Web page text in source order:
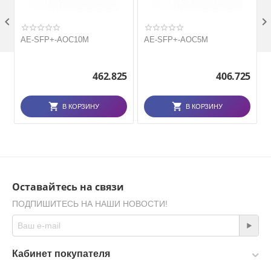
AE-SFP+-AOC10M
462.825
В КОРЗИНУ
AE-SFP+-AOC5M
406.725
В КОРЗИНУ
 
Оставайтесь на связи
ПОДПИШИТЕСЬ НА НАШИ НОВОСТИ!
Кабинет покупателя